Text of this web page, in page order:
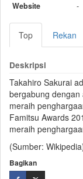
Website
-
Top Rekan
Deskripsi
Takahiro Sakurai
bergabung
meraih
Famitsu Awards
meraih
(Sumber:
Bagikan